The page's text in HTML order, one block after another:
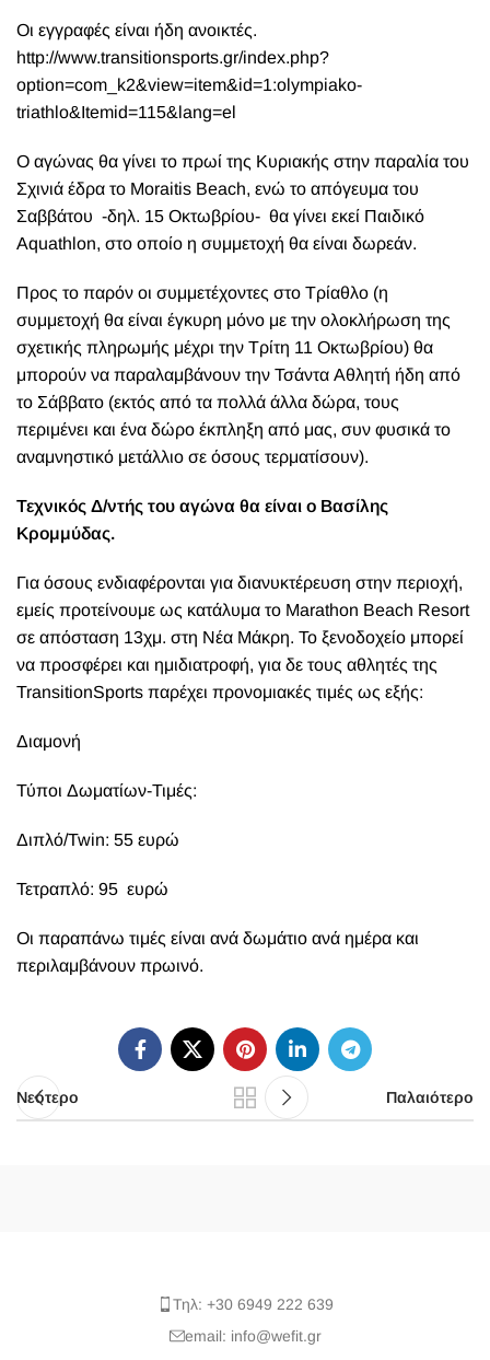
Οι εγγραφές είναι ήδη ανοικτές.
http://www.transitionsports.gr/index.php?
option=com_k2&view=item&id=1:olympiako-
triathlo&Itemid=115&lang=el
Ο αγώνας θα γίνει το πρωί της Κυριακής στην παραλία του
Σχινιά έδρα το Moraitis Beach, ενώ το απόγευμα του
Σαββάτου -δηλ. 15 Οκτωβρίου- θα γίνει εκεί Παιδικό
Aquathlon, στο οποίο η συμμετοχή θα είναι δωρεάν.
Προς το παρόν οι συμμετέχοντες στο Τρίαθλο (η
συμμετοχή θα είναι έγκυρη μόνο με την ολοκλήρωση της
σχετικής πληρωμής μέχρι την Τρίτη 11 Οκτωβρίου) θα
μπορούν να παραλαμβάνουν την Τσάντα Αθλητή ήδη από
το Σάββατο (εκτός από τα πολλά άλλα δώρα, τους
περιμένει και ένα δώρο έκπληξη από μας, συν φυσικά το
αναμνηστικό μετάλλιο σε όσους τερματίσουν).
Τεχνικός Δ/ντής του αγώνα θα είναι ο Βασίλης
Κρομμύδας.
Για όσους ενδιαφέρονται για διανυκτέρευση στην περιοχή,
εμείς προτείνουμε ως κατάλυμα το Marathon Beach Resort
σε απόσταση 13χμ. στη Νέα Μάκρη. Το ξενοδοχείο μπορεί
να προσφέρει και ημιδιατροφή, για δε τους αθλητές της
TransitionSports παρέχει προνομιακές τιμές ως εξής:
Διαμονή
Τύποι Δωματίων-Τιμές:
Διπλό/Twin: 55 ευρώ
Τετραπλό: 95 ευρώ
Οι παραπάνω τιμές είναι ανά δωμάτιο ανά ημέρα και
περιλαμβάνουν πρωινό.
Νεότερο Παλαιότερο
Τηλ: +30 6949 222 639
email: info@wefit.gr